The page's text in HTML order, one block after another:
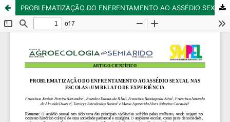
PROBLEMATIZAÇÃO DO ENFRENTAMENTO AO ASSÉDIO SEXUAL NAS ESCOLAS: UM RELATO DE EXPERIÊNCIA